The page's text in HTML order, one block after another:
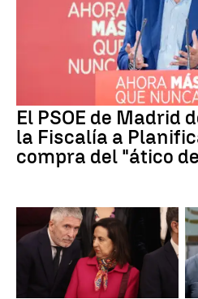
El PSOE de Madrid
la Fiscalía a
compra del "ático